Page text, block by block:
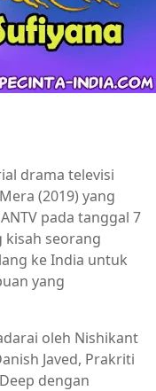
drama televisi
(2019) yang
pada tanggal 7
kisah seorang
ke India untuk
yang
oleh Nishikant
Javed, Prakriti
dengan